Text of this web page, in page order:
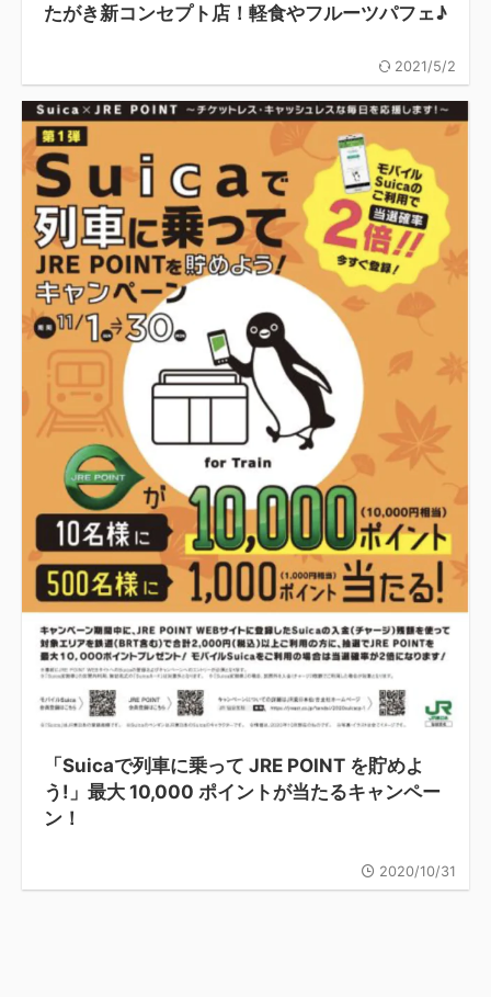
たがき新コンセプト店！軽食やフルーツパフェ♪
2021/5/2
「Suicaで列車に乗って JRE POINT を貯めよ
う!」最大 10,000 ポイントが当たるキャンペー
ン！
2020/10/31